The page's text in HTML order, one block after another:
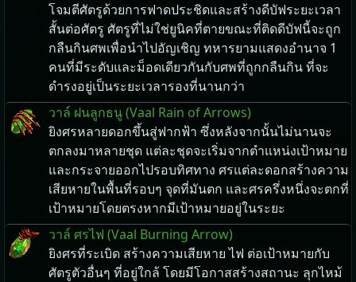
โจมตีศัตรูด้วยการฟาดประชิดและสร้างดีบัฟระยะเวลา
สั้นต่อศัตรู ศัตรูที่ไม่ใช่ยูนิคที่ตายขณะที่ติดดีบัฟนี้จะถูก
กลืนกินศพเพื่อนำไปอัญเชิญ ทหารยามแสดงอำนาจ 1
คนที่มีระดับและม็อดเดียวกันกับศพที่ถูกกลืนกิน ที่จะ
ดำรงอยู่เป็นระยะเวลารองที่นานกว่า
วาล์ ฝนลูกธนู (Vaal Rain of Arrows)
ยิงศรหลายดอกขึ้นสู่ฟากฟ้า ซึ่งหลังจากนั้นไม่นานจะ
ตกลงมาหลายชุด แต่ละชุดจะเริ่มจากตำแหน่งเป้าหมาย
และกระจายออกไปรอบทิศทาง ศรแต่ละดอกสร้างความ
เสียหายในพื้นที่รอบๆ จุดที่มันตก และศรครึ่งหนึ่งจะตกที่
เป้าหมายโดยตรงหากมีเป้าหมายอยู่ในระยะ
วาล์ ศรไฟ (Vaal Burning Arrow)
ยิงศรที่ระเบิด สร้างความเสียหาย ไฟ ต่อเป้าหมายกับ
ศัตรูตัวอื่นๆ ที่อยู่ใกล้ โดยมีโอกาสสร้างสถานะ ลุกไหม้